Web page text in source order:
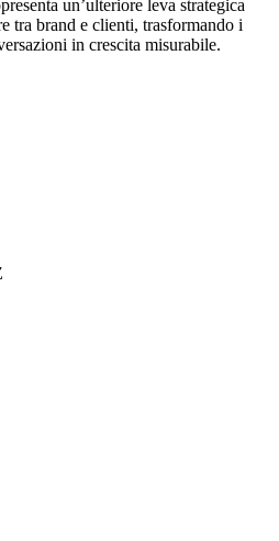
un’ulteriore leva strategica
tra brand e clienti, trasformando i
in crescita misurabile.